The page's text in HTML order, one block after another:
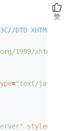
DTD XHTML
1999/xhtml"
="text/
style=
赞